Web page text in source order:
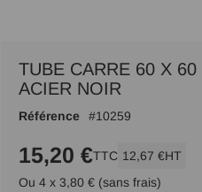
TUBE CARRE 60 X 60
ACIER NOIR
Référence 10259
15,20 €TTC 12,67 €HT
Ou 4 x 3,80 € (sans frais)